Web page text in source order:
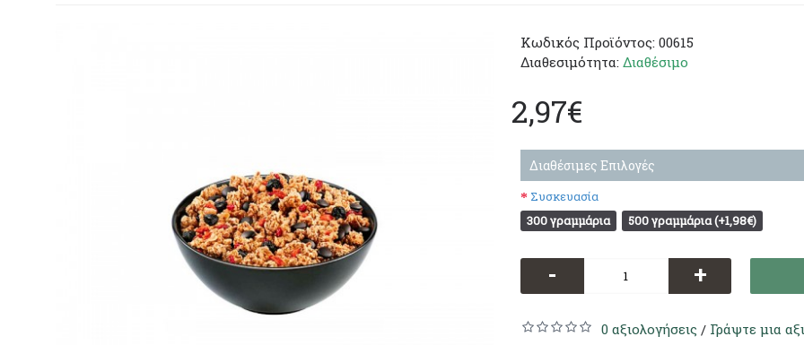
Κωδικός Προϊόντος: 00615
Διαθεσιμότητα: Διαθέσιμο
2,97€
Διαθέσιμες Επιλογές
Συσκευασία
300 γραμμάρια
500 γραμμάρια (+1,98€)
- +
0 αξιολογήσεις / Γράψτε μια